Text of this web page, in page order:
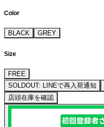
Color
BLACK GREY
Size
FREE
SOLDOUT: LINEで再入荷通知
店頭在庫を確認